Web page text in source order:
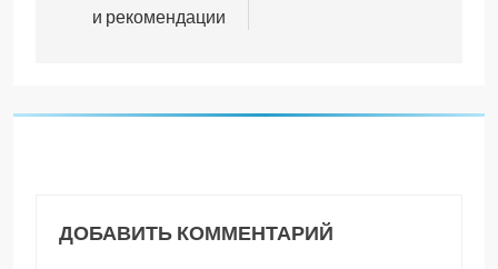
и рекомендации
ДОБАВИТЬ КОММЕНТАРИЙ